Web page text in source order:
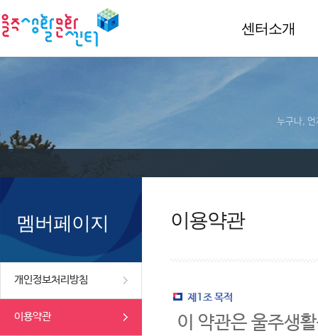
센터소개
누구나, 언
멤버페이지
개인정보처리방침
이용약관
이용약관
제1조 목적
이 약관은 울주생